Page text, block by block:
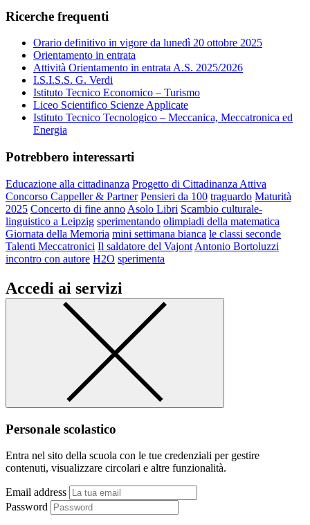
Ricerche frequenti
Orario definitivo in vigore da lunedì 20 ottobre 2025
Orientamento in entrata
Attività Orientamento in entrata A.S. 2025/2026
I.S.I.S.S. G. Verdi
Istituto Tecnico Economico – Turismo
Liceo Scientifico Scienze Applicate
Istituto Tecnico Tecnologico – Meccanica, Meccatronica ed
Energia
Potrebbero interessarti
Educazione alla cittadinanza Progetto di Cittadinanza Attiva
Concorso Cappeller & Partner Pensieri da 100 traguardo Maturità
2025 Concerto di fine anno Asolo Libri Scambio culturale-
linguistico a Leipzig sperimentando olimpiadi della matematica
Giornata della Memoria mini settimana bianca le classi seconde
Talenti Meccatronici Il saldatore del Vajont Antonio Bortoluzzi
incontro con autore H2O sperimenta
Accedi ai servizi
Personale scolastico
Entra nel sito della scuola con le tue credenziali per gestire
contenuti, visualizzare circolari e altre funzionalità.
Email address
Password